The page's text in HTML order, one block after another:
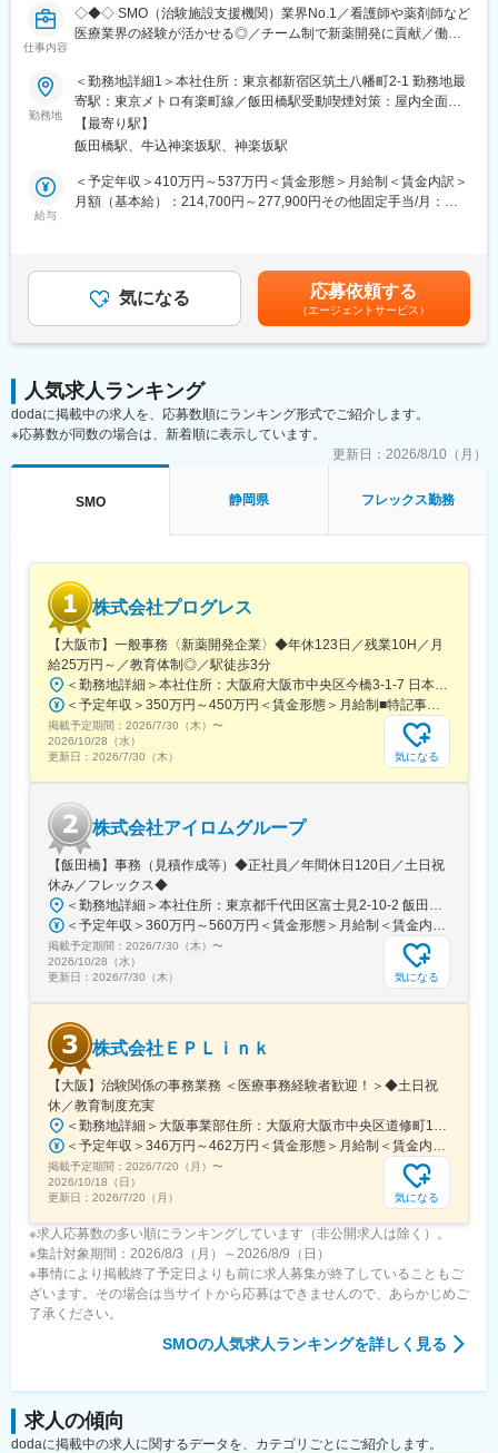
ートを用いながら習熟度を測り、入社後1年程度で一人で担当を持
てるようになります。なお、その後も定期的に中途入社者に対し
・チームワーク：通常は1人で業務にあたることが多いですが、困
ったときや先輩や上司がサポートしてくれるため、安心して進め
られます。また、家族の急な体調不良や突発休の場合にも周囲が
代理対応をしてくれる風土があり、チームワークが強みです。
した。管理職における女性比率も63.6%と、ライフイベントの多
い女性も活躍しやすい環境です。正社員の場合、転勤可能性はあ
変更の範囲：会社の定める業務
仕事内容
◇◆◇ SMO（治験施設支援機関）業界No.1／看護師や薬剤師など
医療業界の経験が活かせる◎／チーム制で新薬開発に貢献／働き
【CRC=治験コーディネーターとは？】
病院・クリニックを訪問して、患者様や医師や院内スタッフ、さ
らに製薬企業との連絡・調整役を担います。また、治験を受けて
いただく患者様の相談相手となり、じっくり向き合う仕事です。
【CRCのやりがい】
接聞けることもあります。患者様や医療機関から「ありがとう」
と感謝の言葉をいただけたときの喜びは、ひとしおです。
・治験の進捗状況の確認や患者様対応の予定などを、院内の治験
事務局に共有
・来院された患者様の診察や検査に同席し、治験が手順通りに行
われているか、患者様の状態変化が無いかを確認します。
・患者様の報告書作成
・医師との打ち合わせ
■基礎研修が充実：
入社後1か月は研修期間となります。ビジネスマナーやPCスキル
研修が入社後研修としてあり、PC慣れしていない方も安心してご
入社いただけます。
■配属後も丁寧なフォロー：
現場配属後は、OJTで独り立ちまでサポートその後も定期的なフ
ォローアップ研修や、専門性を高める継続研修、階層別研修など
様々な研修をご用意しています。
・スーパーフレックスタイム制を導入しており、社員自身が業務
のスケジュールに合わせて始業、就業時間を決めることができま
す。
・5日間のリフレッシュ休暇制度や、時間単位で取得できる有給休
暇。
・産前産後休暇（妊娠中時短勤務あり）、子供が3歳になるまで取
得できる育児休業、
復帰後は短時間勤務制度の利用も可能。
※育児休業から復帰し3ヶ月後に、育児補助支援金を給付。
変更の範囲：会社の定める業務
勤務地
＜勤務地詳細1＞本社住所：東京都新宿区筑土八幡町2-1 勤務地最
寄駅：東京メトロ有楽町線／飯田橋駅受動喫煙対策：屋内全面禁
煙＜勤務地詳細2＞全国いずれかの医療施設住所：全国いずれかの
医療施設 受動喫煙対策：屋内全面禁煙変更の範囲：会社の定める
【最寄り駅】
飯田橋駅、牛込神楽坂駅、神楽坂駅
給与
＜予定年収＞410万円～537万円＜賃金形態＞月給制＜賃金内訳＞
月額（基本給）：214,700円～277,900円その他固定手当/月：
CRC手当・休日連絡対応手当■賞与：年2回（6月、12月）／昇
給：年1回（10月）※業績に応じ、決算賞与（秋季賞与）支給の場
合あり（10月）■時間外・休日出勤手当等の割増賃金は別途支給
賃金はあくまでも目安の金額であり、選考を通じて上下する可能
気になる 応募依頼する
（エージェントサービス）
人気求人ランキング
dodaに掲載中の求人を、応募数順にランキング形式でご紹介します。
※応募数が同数の場合は、新着順に表示しています。
更新日： 2026/8/10（月）
SMO 静岡県 フレックス勤務
株式会社プログレス
【大阪市】一般事務〈新薬開発企業〉◆年休123日／残業10H／月
給25万円～／教育体制◎／駅徒歩3分
＜勤務地詳細＞本社住所：大阪府大阪市中央区今橋3-1-7 日本生命今橋ビル受動喫煙対策：屋内全面禁煙変更の範囲：無
＜予定年収＞350万円～450万円＜賃金形態＞月給制■特記事項なし＜賃金内訳＞月額（基本給）：232,000円～260,000円固定残業手当/月：18,000円～20,000円（固定残業時間10時間0分/月）超過した時間外労働の残業手当は追加支給＜月給＞250,000円～280,000円（一律手当を含む）＜昇給有無＞有＜残業手当＞有＜給与補足＞■賞与（年4回）：初年度0.7か月分、2年目以降1.4か月（変動有）■昇給（年1回以上）＊通勤手当（全額）＊住宅手当＊習い事支援手当 （社員が契約した習い事を上限7,000円として80％を支給）＊医療費補助手当 （社員とその両親の保険診療の医療費の自己負担額の50％を支給）賃金はあくまでも目安の金額であり、選考を通じて上下する可能性があります。月給(月額)は固定手当を含めた表記です。
掲載予定期間： 2026/7/30（木） 〜
2026/10/28（水）
更新日： 2026/7/30（木） 気になる
株式会社アイロムグループ
【飯田橋】事務（見積作成等）◆正社員／年間休日120日／土日祝
休み／フレックス◆
＜勤務地詳細＞本社住所：東京都千代田区富士見2-10-2 飯田橋グラン・ブルーム勤務地最寄駅：各線／飯田橋駅受動喫煙対策：屋内全面禁煙
＜予定年収＞360万円～560万円＜賃金形態＞月給制＜賃金内訳＞月額（基本給）：290,000円～350,000円＜月給＞290,000円～350,000円＜昇給有無＞有＜残業手当＞有＜給与補足＞※詳細は、能力・経験に応じて決定します。■昇給：年1回■賞与：年2回（但し、決算賞与追加支給にて年3回の実績有）賃金はあくまでも目安の金額であり、選考を通じて上下する可能性があります。月給(月額)は固定手当を含めた表記です。
掲載予定期間： 2026/7/30（木） 〜
2026/10/28（水）
更新日： 2026/7/30（木） 気になる
株式会社ＥＰＬｉｎｋ
【大阪】治験関係の事務業務 ＜医療事務経験者歓迎！＞◆土日祝
休／教育制度充実
＜勤務地詳細＞大阪事業部住所：大阪府大阪市中央区道修町1-5-18 朝日生命道修町ビル3階勤務地最寄駅：大阪市営堺筋線／北浜駅受動喫煙対策：敷地内全面禁煙変更の範囲：会社の定める事業所
＜予定年収＞346万円～462万円＜賃金形態＞月給制＜賃金内訳＞月額（基本給）：210,500円～277,900円その他固定手当/月：8,000円～15,000円＜月給＞218,500円～292,900円＜昇給有無＞有＜残業手当＞有＜給与補足＞前職・経験を考慮の上、決定致します。■年収内訳＝基本給×12ヶ月＋賞与（基本給×4ヶ月)■賞与：年2回（6月、12月）／昇給：年1回（10月）※業績に応じ、決算賞与（秋季賞与）支給の場合あり（10月）■時間外・休日出勤手当等の割増賃金は別途支給賃金はあくまでも目安の金額であり、選考を通じて上下する可能性があります。月給(月額)は固定手当を含めた表記です。
掲載予定期間： 2026/7/20（月） 〜
2026/10/18（日）
更新日： 2026/7/20（月） 気になる
※求人応募数の多い順にランキングしています（非公開求人は除く）。
※集計対象期間：2026/8/3（月）～2026/8/9（日）
※事情により掲載終了予定日よりも前に求人募集が終了していることもご
ざいます。その場合は当サイトから応募はできませんので、あらかじめご
了承ください。
SMOの人気求人ランキングを詳しく見る
求人の傾向
dodaに掲載中の求人に関するデータを、カテゴリごとにご紹介します。